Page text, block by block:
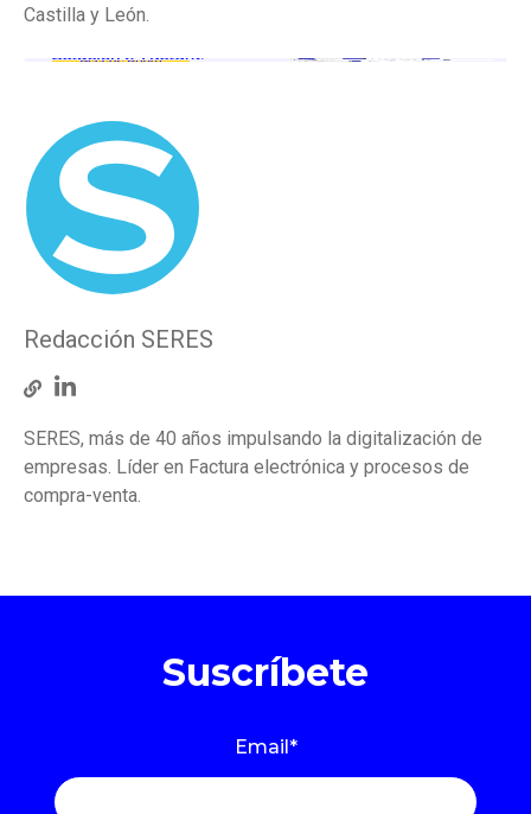
Castilla y León.
Redacción SERES
SERES, más de 40 años impulsando la digitalización de
empresas. Líder en Factura electrónica y procesos de
compra-venta.
Suscríbete
Email *